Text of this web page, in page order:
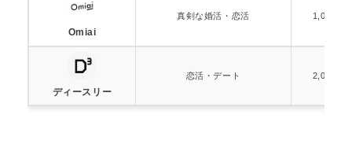
Omiai
真剣な婚活・恋活 1,000万
ディースリー
恋活・デート 2,000万